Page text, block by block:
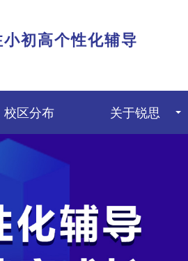
小初高个性化辅导
校区分布 关于锐思